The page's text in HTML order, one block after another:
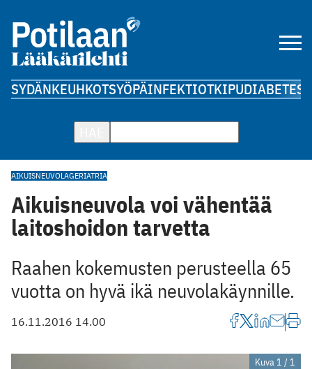
SYDÄNKEUHKOTSYÖPÄINFEKTIOTKIPUDIABETES
AIKUISNEUVOLAGERIATRIA
Aikuisneuvola voi vähentää
laitoshoidon tarvetta
Raahen kokemusten perusteella 65
vuotta on hyvä ikä neuvolakäynnille.
16.11.2016 14.00
Kuva 1 / 1